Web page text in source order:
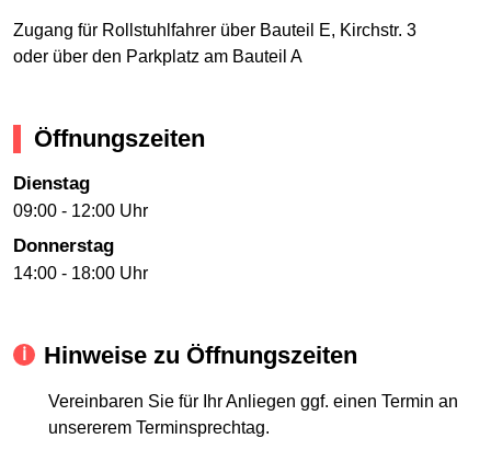
Zugang für Rollstuhlfahrer über Bauteil E, Kirchstr. 3
oder über den Parkplatz am Bauteil A
Öffnungszeiten
Dienstag
09:00 - 12:00 Uhr
Donnerstag
14:00 - 18:00 Uhr
Hinweise zu Öffnungszeiten
Vereinbaren Sie für Ihr Anliegen ggf. einen Termin an
unsererem Terminsprechtag.